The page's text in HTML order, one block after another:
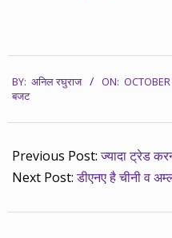
10-
BY: अनिल रघुराज ON:
बजट
Previous Post:ज्यादा ट्रेड
Next Post:डीएनए है चीनी व